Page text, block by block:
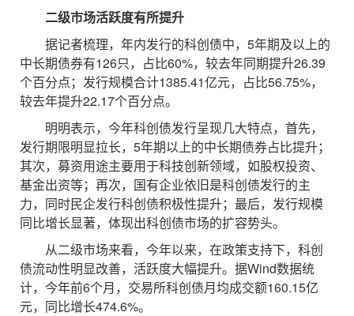
二级市场活跃度有所提升
据记者梳理，年内发行的科创债中，5年期及以上的
中长期债券有126只，占比60%，较去年同期提升26.39
个百分点；发行规模合计1385.41亿元，占比56.75%，
较去年提升22.17个百分点。
明明表示，今年科创债发行呈现几大特点，首先，
发行期限明显拉长，5年期以上的中长期债券占比提升；
其次，募资用途主要用于科技创新领域，如股权投资、
基金出资等；再次，国有企业依旧是科创债发行的主
力，同时民企发行科创债积极性提升；最后，发行规模
同比增长显著，体现出科创债市场的扩容势头。
从二级市场来看，今年以来，在政策支持下，科创
债流动性明显改善，活跃度大幅提升。据Wind数据统
计，今年前6个月，交易所科创债月均成交额160.15亿
元，同比增长474.6%。